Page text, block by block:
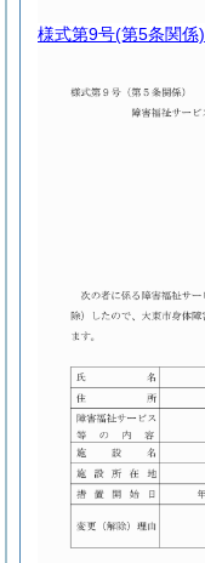
様式第9号(第5条関係)